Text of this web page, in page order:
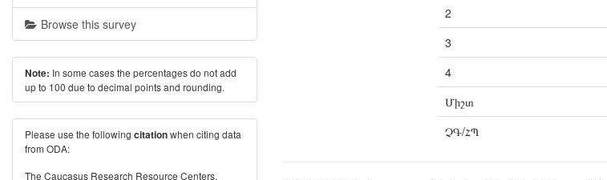
2
3
4
Միշտ
ՉԳ/ՀՊ
Browse this survey
Note: In some cases the percentages do not add
up to 100 due to decimal points and rounding.
Please use the following citationwhen citing data
from ODA:
The Caucasus Research Resource Centers.